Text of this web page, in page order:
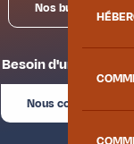
Nos bureaux
Besoin d'un conseil ?
Nous contacter